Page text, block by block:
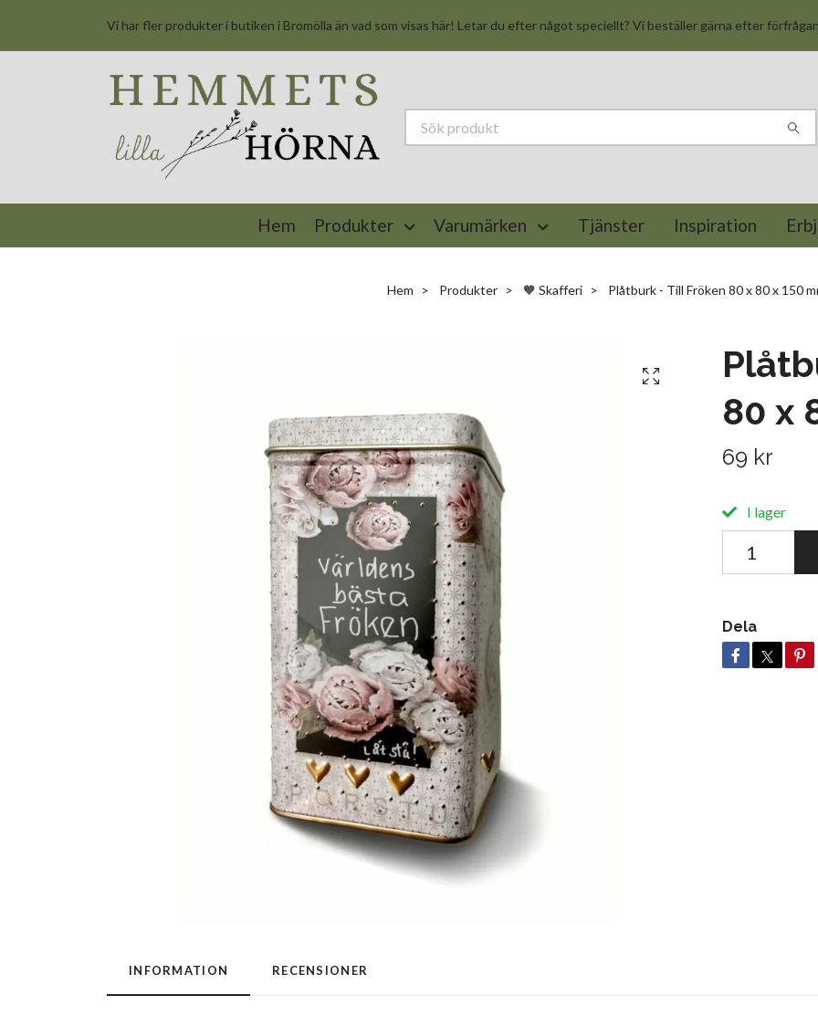
Vi har fler produkter i butiken i Bromölla än vad som visas här! Letar du efter något speciellt? Vi beställer gärna efter
Hem Produkter Varumärken Tjänster Inspiration
Hem Produkter 🧡 Skafferi Plåtburk - Till Fröken 80 x 80 x 150
80 x
69 kr
I lager
Dela
INFORMATION RECENSIONER